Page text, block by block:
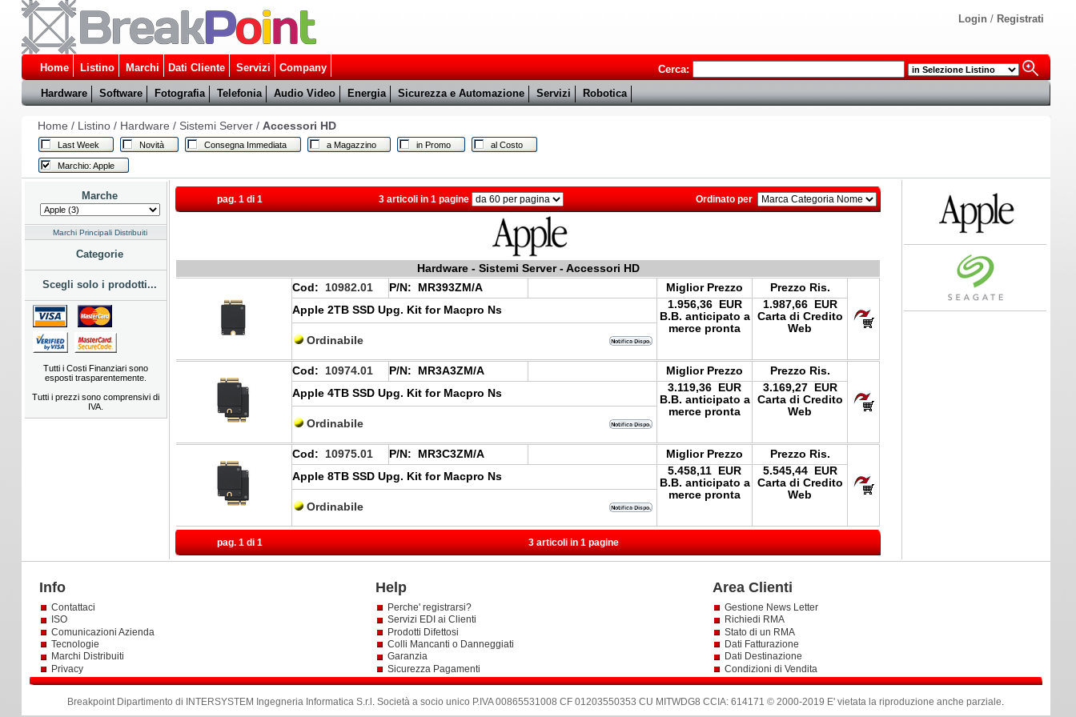
Login / Registrati
Home Listino Marchi Dati Cliente Servizi Company
Cerca:
Hardware
Software Fotografia Telefonia Audio Video Energia Sicurezza e Automazione Servizi Robotica
Home / Listino/ Hardware / Sistemi Server/ Accessori HD
Last Week Novità Consegna Immediata a Magazzino in Promo al Costo
Marchio: Apple
Marche
Marchi Principali Distribuiti
Categorie
Scegli solo i prodotti...
Tutti i Costi Finanziari sono
esposti trasparentemente.
Tutti i prezzi sono comprensivi di
IVA.
pag. 1 di 1 3 articoli in 1 pagine Ordinato per
Hardware - Sistemi Server - Accessori HD
Cod: 10982.01 P/N: MR393ZM/A Miglior Prezzo
Prezzo Ris.
Apple 2TB SSD Upg. Kit for Macpro Ns
1.956,36 EUR
B.B. anticipato a
merce pronta
1.987,66 EUR
Carta di Credito
Web
Ordinabile
Cod: 10974.01 P/N: MR3A3ZM/A Miglior Prezzo
Prezzo Ris.
Apple 4TB SSD Upg. Kit for Macpro Ns
3.119,36 EUR
B.B. anticipato a
merce pronta
3.169,27 EUR
Carta di Credito
Web
Ordinabile
Cod: 10975.01 P/N: MR3C3ZM/A Miglior Prezzo
Prezzo Ris.
Apple 8TB SSD Upg. Kit for Macpro Ns
5.458,11 EUR
B.B. anticipato a
merce pronta
5.545,44 EUR
Carta di Credito
Web
Ordinabile
pag. 1 di 1 3 articoli in 1 pagine
Info Help Area Clienti
Contattaci
ISO
Comunicazioni Azienda
Tecnologie
Marchi Distribuiti
Privacy
Perche' registrarsi?
Servizi EDI ai Clienti
Prodotti Difettosi
Colli Mancanti o Danneggiati
Garanzia
Sicurezza Pagamenti
Gestione News Letter
Richiedi RMA
Stato di un RMA
Dati Fatturazione
Dati Destinazione
Condizioni di Vendita
Breakpoint Dipartimento di INTERSYSTEM Ingegneria Informatica S.r.l . Società a socio unico P.IVA 00865531008 CF 01203550353 CU MITWDG8 CCIA: 614171 © 2000-2019 E' vietata la riproduzione anche parziale.